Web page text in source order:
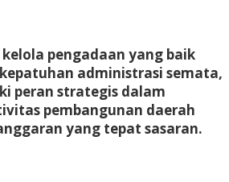
pengadaan yang baik
administrasi semata,
peran strategis dalam
pembangunan daerah
yang tepat sasaran.